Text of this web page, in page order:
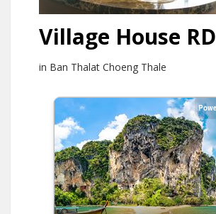
Village House RD
in Ban Thalat Choeng Thale